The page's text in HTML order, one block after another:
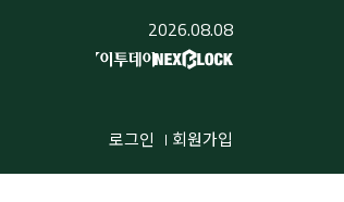
2026.08.08
로그인 회원가입